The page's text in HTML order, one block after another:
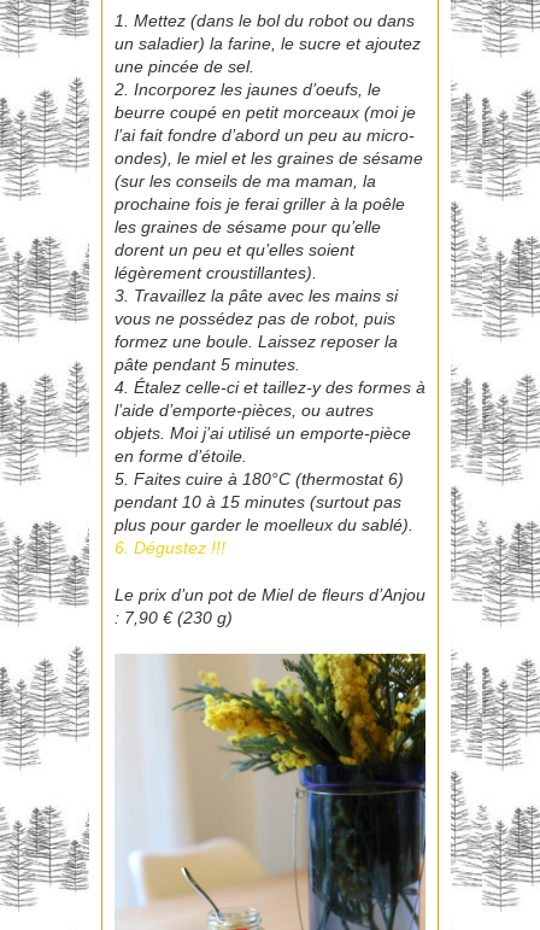
1. Mettez (dans le bol du robot ou dans
un saladier) la farine, le sucre et ajoutez
une pincée de sel.
2. Incorporez les jaunes d’oeufs, le
beurre coupé en petit morceaux (moi je
l’ai fait fondre d’abord un peu au micro-
ondes), le miel et les graines de sésame
(sur les conseils de ma maman, la
prochaine fois je ferai griller à la poêle
les graines de sésame pour qu’elle
dorent un peu et qu’elles soient
légèrement croustillantes).
3. Travaillez la pâte avec les mains si
vous ne possédez pas de robot, puis
formez une boule. Laissez reposer la
pâte pendant 5 minutes.
4. Étalez celle-ci et taillez-y des formes à
l’aide d’emporte-pièces, ou autres
objets. Moi j’ai utilisé un emporte-pièce
en forme d’étoile.
5. Faites cuire à 180°C (thermostat 6)
pendant 10 à 15 minutes (surtout pas
plus pour garder le moelleux du sablé).
6. Dégustez !!!
Le prix d’un pot de Miel de fleurs d’Anjou
: 7,90 € (230 g)